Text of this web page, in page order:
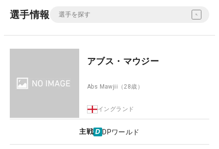
選手情報
アブス・マウジー
Abs Mawjii （28歳）
イングランド
主戦 DPワールド